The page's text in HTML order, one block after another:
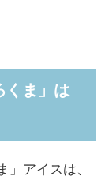
くま」は
アイスは、